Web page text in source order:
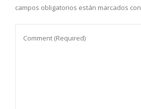
campos obligatorios están marcados con